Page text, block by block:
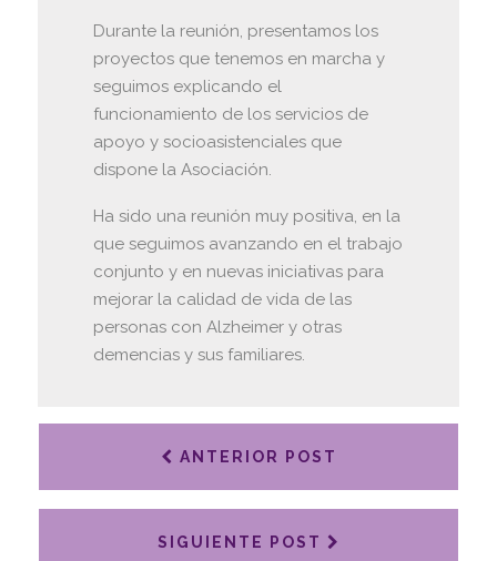
Durante la reunión, presentamos los
proyectos que tenemos en marcha y
seguimos explicando el
funcionamiento de los servicios de
apoyo y socioasistenciales que
dispone la Asociación.
Ha sido una reunión muy positiva, en la
que seguimos avanzando en el trabajo
conjunto y en nuevas iniciativas para
mejorar la calidad de vida de las
personas con Alzheimer y otras
demencias y sus familiares.
ANTERIOR POST
SIGUIENTE POST